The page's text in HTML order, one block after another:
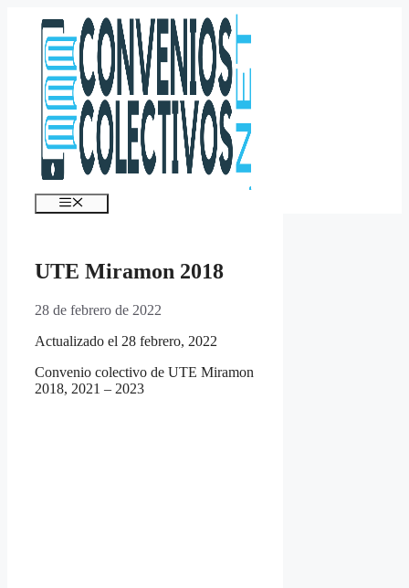
contenido
Menú
UTE Miramon 2018
28 de febrero de 2022
Actualizado el 28 febrero, 2022
Convenio colectivo de UTE Miramon
2018, 2021 – 2023